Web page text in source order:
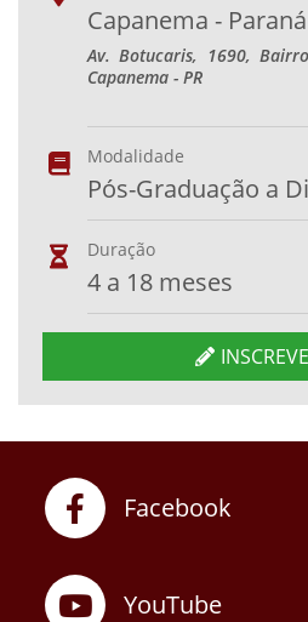
Capanema - Paraná
Av. Botucaris, 1690,
Capanema - PR
Modalidade
Pós-Graduação a
Duração
4 a 18 meses
Facebook
YouTube